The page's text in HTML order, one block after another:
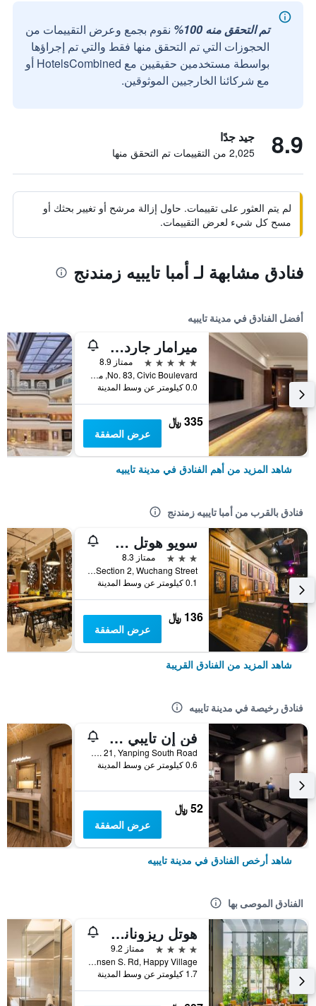
تم التحقق منه 100%
نقوم بجمع وعرض التقييمات من
الحجوزات التي تم التحقق منها فقط والتي تم إجراؤها
بواسطة مستخدمين حقيقيين مع HotelsCombined أو
مع شركائنا الخارجيين الموثوقين.
8.9 جيد جدًا
2,025 من التقييمات تم التحقق منها
لم يتم العثور على تقييمات. حاول إزالة مرشح أو تغيير بحثك أو
مسح كل شيء لعرض التقييمات.
فنادق مشابهة لـ أمبا تايبيه زمندنج
أفضل الفنادق في مدينة تايبيه
ميرامار جاردن تابييه
5 نجوم
ممتاز 8.9
No. 83, Civic Boulevard, مدينة تايبيه, تايوان
0.0 كيلومتر عن وسط المدينة
335 ﷼
عرض الصفقة
شاهد المزيد من أهم الفنادق في مدينة تايبيه
فنادق بالقرب من أمبا تايبيه زمندنج
سويو هوتل شيميندينج
3 نجوم
ممتاز 8.3
No. 72, Section 2, Wuchang Street, مدينة تايبيه, تايوان
0.1 كيلومتر عن وسط المدينة
136 ﷼
عرض الصفقة
شاهد المزيد من الفنادق القريبة
فنادق رخيصة في مدينة تايبيه
فن إن تايبي هوستل
2F, No. 21, Yanping South Road, مدينة تايبيه, تايوان
0.6 كيلومتر عن وسط المدينة
52 ﷼
عرض الصفقة
شاهد أرخص الفنادق في مدينة تايبيه
الفنادق الموصى بها
هوتل ريزونانس تايبي، تابيستري كوليكشن باي هيلتون
4 نجوم
ممتاز 9.2
No. 7 Linsen S. Rd, Happy Village, مدينة تايبيه, تايوان
1.7 كيلومتر عن وسط المدينة